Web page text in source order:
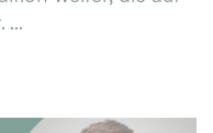
...